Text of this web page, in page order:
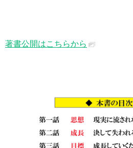
著書公開はこちらから